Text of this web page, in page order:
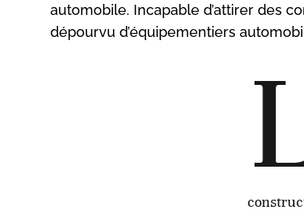
automobile. Incapable d’attirer des
dépourvu d’équipementiers